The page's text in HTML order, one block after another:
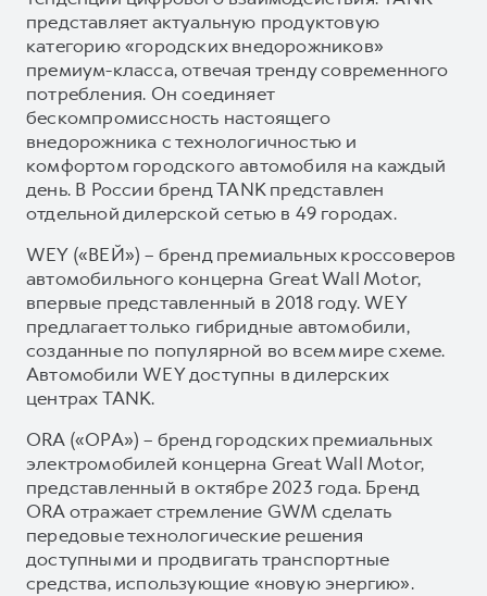
представляет актуальную продуктовую
категорию «городских внедорожников»
премиум-класса, отвечая тренду современного
потребления. Он соединяет
бескомпромиссность настоящего
внедорожника с технологичностью и
комфортом городского автомобиля на каждый
день. В России бренд TANK представлен
отдельной дилерской сетью в 49 городах.
WEY («ВЕЙ») – бренд премиальных кроссоверов
автомобильного концерна Great Wall Motor,
впервые представленный в 2018 году. WEY
предлагает только гибридные автомобили,
созданные по популярной во всем мире схеме.
Автомобили WEY доступны в дилерских
центрах TANK.
ORA («ОРА») – бренд городских премиальных
электромобилей концерна Great Wall Motor,
представленный в октябре 2023 года. Бренд
ORA отражает стремление GWM сделать
передовые технологические решения
доступными и продвигать транспортные
средства, использующие «новую энергию».